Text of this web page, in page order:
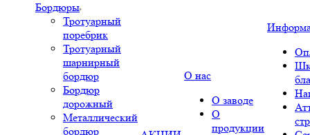
Бордюры
Тротуарный
поребрик
Тротуарный
шарнирный
бордюр
Бордюр
дорожный
Металлический
бордюр
О нас
О заводе
О
продукции